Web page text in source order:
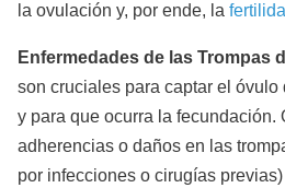
la ovulación y, por ende, la
Enfermedades de las Trompas
son cruciales para captar el
y para que ocurra la fecundación.
adherencias o daños en las
por infecciones o cirugías